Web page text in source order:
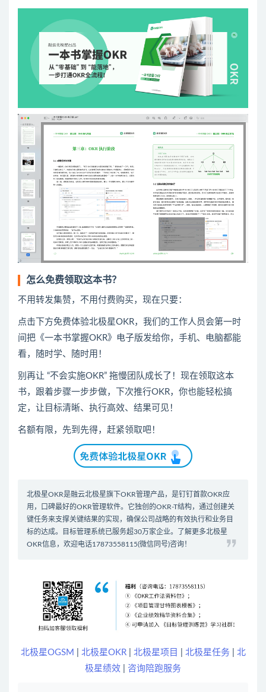
怎么免费领取这本书？
不用转发集赞，不用付费购买，现在只要：
点击下方免费体验北极星OKR​， 我们的工作人员会第一时
间把《一本书掌握OKR》电子版发给你，手机、电脑都能
看，随时学、随时用！
别再让 “不会实施OKR” 拖慢团队成长了！现在领取这本
书，跟着步骤一步步做，下次推行OKR，你也能轻松搞
定，让目标清晰、执行高效、结果可见！
名额有限，先到先得，赶紧领取吧！
北极星OKR是融云北极星旗下OKR管理产品，是钉钉首款OKR应
用 ，口碑最好的OKR管理软件。它独创的OKR-T结构，通过创建关
键任务来支撑关键结果的实现，确保公司战略的有效执行和业务目
标的达成。
目标管理系统已服务超30万家企业。了解更多北极星
OKR信息，欢迎电话17873558115(微信同号)咨询！
北极星OGSM 北极星OKR| 北极星项目 北极星任务
北
极星绩效
咨询陪跑服务